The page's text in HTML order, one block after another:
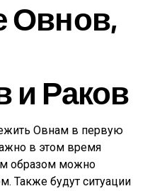
Овнов,
и Раков
Овнам в первую
в этом время
образом можно
Также будут ситуации